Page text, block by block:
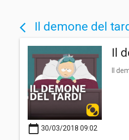
arrow_back_ios Il demone del
Il
Il
calendar_today 30/03/2018 09:02